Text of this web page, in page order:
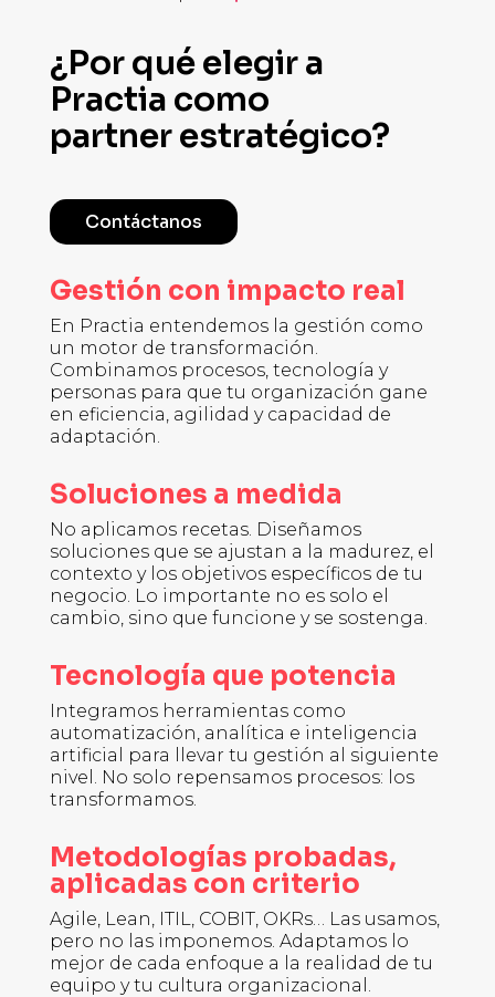
¿Por qué elegir a
Practia como
partner estratégico?
Contáctanos
Gestión con impacto real
En Practia entendemos la gestión como
un motor de transformación.
Combinamos procesos, tecnología y
personas para que tu organización gane
en eficiencia, agilidad y capacidad de
adaptación.
Soluciones a medida
No aplicamos recetas. Diseñamos
soluciones que se ajustan a la madurez, el
contexto y los objetivos específicos de tu
negocio. Lo importante no es solo el
cambio, sino que funcione y se sostenga.
Tecnología que potencia
Integramos herramientas como
automatización, analítica e inteligencia
artificial para llevar tu gestión al siguiente
nivel. No solo repensamos procesos: los
transformamos.
Metodologías probadas,
aplicadas con criterio
Agile, Lean, ITIL, COBIT, OKRs… Las usamos,
pero no las imponemos. Adaptamos lo
mejor de cada enfoque a la realidad de tu
equipo y tu cultura organizacional.